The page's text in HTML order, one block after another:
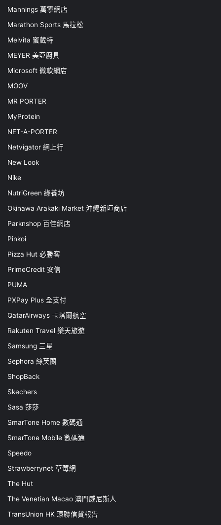
Mannings 萬寧網店
Marathon Sports 馬拉松
Melvita 蜜葳特
MEYER 美亞廚具
Microsoft 微軟網店
MOOV
MR PORTER
MyProtein
NET-A-PORTER
Netvigator 網上行
New Look
Nike
NutriGreen 綠養坊
Okinawa Arakaki Market 沖繩新垣商店
Parknshop 百佳網店
Pinkoi
Pizza Hut 必勝客
PrimeCredit 安信
PUMA
PXPay Plus 全支付
QatarAirways 卡塔爾航空
Rakuten Travel 樂天旅遊
Samsung 三星
Sephora 絲芙蘭
ShopBack
Skechers
Sasa 莎莎
SmarTone Home 數碼通
SmarTone Mobile 數碼通
Speedo
Strawberrynet 草莓網
The Hut
The Venetian Macao 澳門威尼斯人
TransUnion HK 環聯信貸報告